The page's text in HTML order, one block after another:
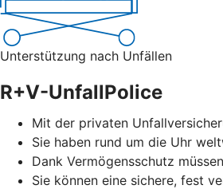
Unterstützung nach Unfällen
R+V-UnfallPolice
Mit der privaten
Sie haben rund um die Uhr
Dank Vermögensschutz
Sie können eine sichere, fest